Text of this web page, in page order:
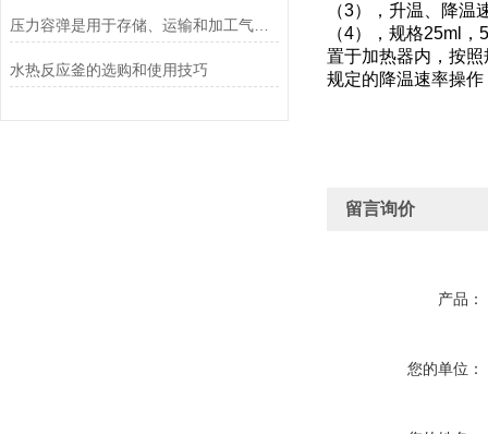
压力容弹是用于存储、运输和加工气体的设备
水热反应釜的选购和使用技巧
（3），升温、降
（4），规格25ml
置于加热器内，按
规定的降温速率操
留言询价
产品：
您的单位：